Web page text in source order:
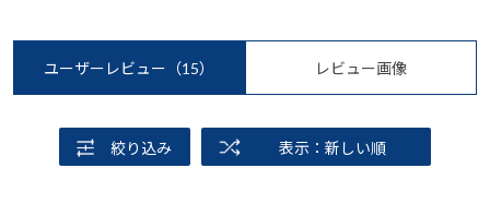
ユーザーレビュー （15） レビュー画像
絞り込み 表示：新しい順